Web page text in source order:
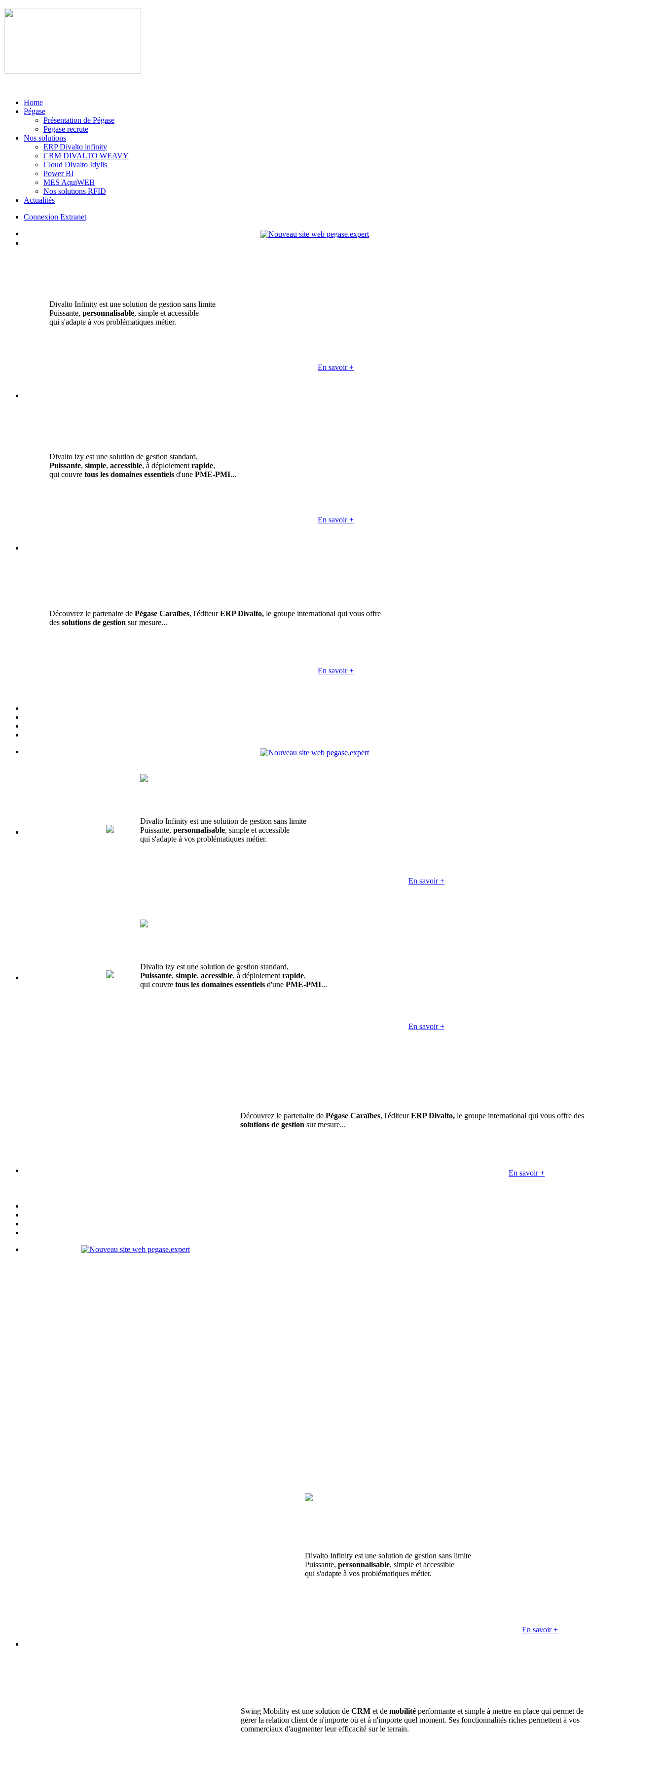
Home
Pégase
Présentation de Pégase
Pégase recrute
Nos solutions
ERP Divalto infinity
CRM DIVALTO WEAVY
Cloud Divalto Idylis
Power BI
MES AquiWEB
Nos solutions RFID
Actualités
Connexion Extranet
Divalto Infinity est une solution de gestion sans limite
Puissante, personnalisable, simple et accessible
qui s'adapte à vos problématiques métier.
En savoir +
Divalto izy est une solution de gestion standard,
Puissante, simple, accessible, à déploiement rapide,
qui couvre tous les domaines essentiels d'une PME-PMI...
En savoir +
Découvrez le partenaire de Pégase Caraïbes, l'éditeurERP Divalto, le groupe international qui vous offre
des solutions de gestion sur mesure...
En savoir +
Divalto Infinity est une solution de gestion sans limite
Puissante, personnalisable, simple et accessible
qui s'adapte à vos problématiques métier.
En savoir +
Divalto izy est une solution de gestion standard,
Puissante, simple, accessible, à déploiement rapide,
qui couvre tous les domaines essentiels d'une PME-PMI...
En savoir +
Découvrez le partenaire de Pégase Caraïbes, l'éditeurERP Divalto, le groupe international qui vous offre des
solutions de gestion sur mesure...
En savoir +
Divalto Infinity est une solution de gestion sans limite
Puissante, personnalisable, simple et accessible
qui s'adapte à vos problématiques métier.
En savoir +
Swing Mobility est une solution de CRM et de mobilité performante et simple à mettre en place qui permet de
gérer la relation client de n'importe où et à n'importe quel moment. Ses fonctionnalités riches permettent à vos
commerciaux d'augmenter leur efficacité sur le terrain.